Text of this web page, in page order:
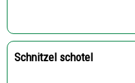
Schnitzel schotel